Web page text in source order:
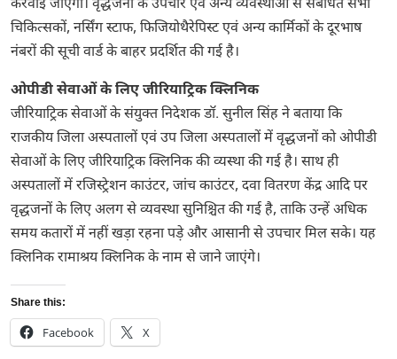
करवाई जाएगी। वृद्धजनों के उपचार एवं अन्य व्यवस्थाओं से संबंधित सभी
चिकित्सकों, नर्सिंग स्टाफ, फिजियोथैरेपिस्ट एवं अन्य कार्मिकों के दूरभाष
नंबरों की सूची वार्ड के बाहर प्रदर्शित की गई है।
ओपीडी सेवाओं के लिए जीरियाट्रिक क्लिनिक
जीरियाट्रिक सेवाओं के संयुक्त निदेशक डॉ. सुनील सिंह ने बताया कि
राजकीय जिला अस्पतालों एवं उप जिला अस्पतालों में वृद्धजनों को ओपीडी
सेवाओं के लिए जीरियाट्रिक क्लिनिक की व्यस्था की गई है। साथ ही
अस्पतालों में रजिस्ट्रेशन काउंटर, जांच काउंटर, दवा वितरण केंद्र आदि पर
वृद्धजनों के लिए अलग से व्यवस्था सुनिश्चित की गई है, ताकि उन्हें अधिक
समय कतारों में नहीं खड़ा रहना पडे़ और आसानी से उपचार मिल सके। यह
क्लिनिक रामाश्रय क्लिनिक के नाम से जाने जाएंगे।
Share this:
Facebook X